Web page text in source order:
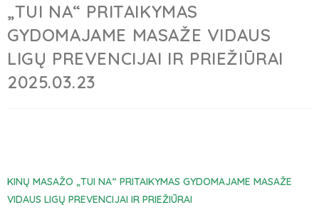
„TUI NA“ PRITAIKYMAS
GYDOMAJAME MASAŽE VIDAUS
LIGŲ PREVENCIJAI IR PRIEŽIŪRAI
2025.03.23
KINŲ MASAŽO „TUI NA“ PRITAIKYMAS GYDOMAJAME MASAŽE
VIDAUS LIGŲ PREVENCIJAI IR PRIEŽIŪRAI